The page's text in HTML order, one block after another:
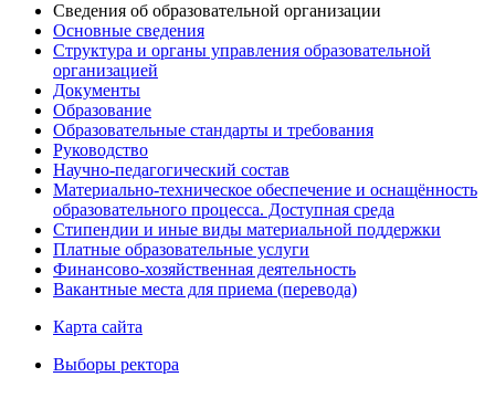
Сведения об образовательной организации
Основные сведения
Структура и органы управления образовательной
организацией
Документы
Образование
Образовательные стандарты и требования
Руководство
Научно-педагогический состав
Материально-техническое обеспечение и оснащённость
образовательного процесса. Доступная среда
Стипендии и иные виды материальной поддержки
Платные образовательные услуги
Финансово-хозяйственная деятельность
Вакантные места для приема (перевода)
Карта сайта
Выборы ректора